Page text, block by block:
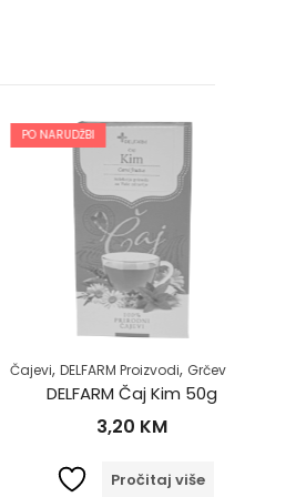
NARUDŽBI
,DELFARM Proizvodi,Grčevi kod beba
DELFARM Čaj Kim 50g
3,20KM
Pročitaj više